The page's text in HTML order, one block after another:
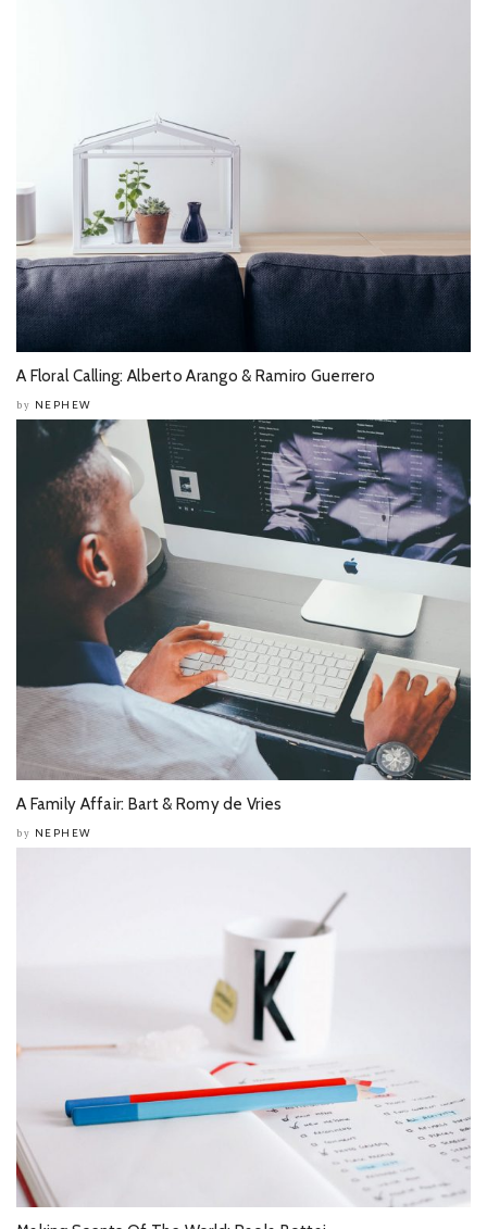
A Floral Calling: Alberto Arango & Ramiro Guerrero
by NEPHEW
A Family Affair: Bart & Romy de Vries
by NEPHEW